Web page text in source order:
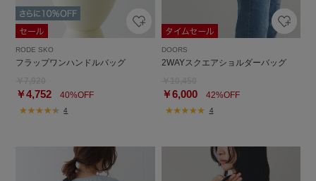
RODE SKO
フラップワンハンドルバッグ
￥4,752 40%OFF
4
DOORS
2WAYスクエアショルダーバッグ
￥6,00042%OFF
4